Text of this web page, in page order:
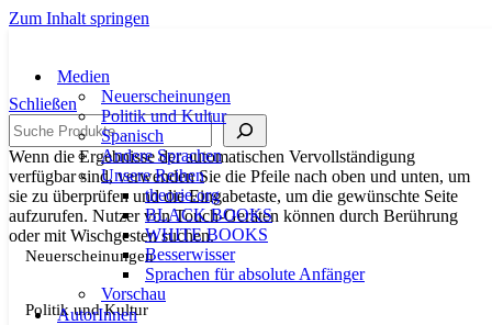
Zum Inhalt springen
Medien
Neuerscheinungen
Politik und Kultur
Spanisch
Andere Sprachen
Unsere Reihen
theorie.org
BLACK BOOKS
WHITE BOOKS
Besserwisser
Sprachen für absolute Anfänger
Vorschau
AutorInnen
Schließen
Suche
Wenn die Ergebnisse der automatischen Vervollständigung
verfügbar sind, verwenden Sie die Pfeile nach oben und unten, um
sie zu überprüfen und die Eingabetaste, um die gewünschte Seite
aufzurufen. Nutzer von Touch-Geräten können durch Berührung
oder mit Wischgesten suchen.
Neuerscheinungen
Politik und Kultur